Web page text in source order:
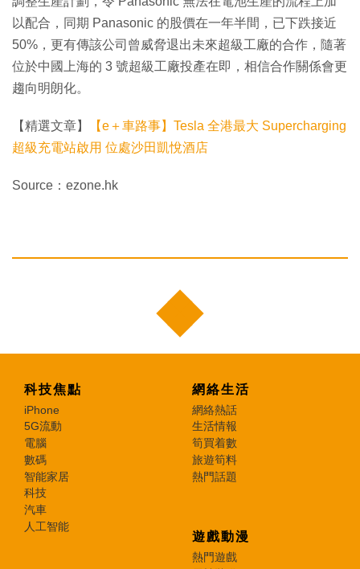
以配合，同期 Panasonic 的股價在一年半間，已下跌接近
50%，更有傳該公司曾威脅退出未來超級工廠的合作，隨著
位於中國上海的 3 號超級工廠投產在即，相信合作關係會更
趨向明朗化。
【精選文章】
【e＋車路事】Tesla 全港最大 Supercharging
超級充電站啟用 位處沙田凱悅酒店
Source：ezone.hk
科技焦點
iPhone
5G流動
電腦
數碼
智能家居
科技
汽車
人工智能
網絡生活
網絡熱話
生活情報
筍買着數
旅遊筍料
熱門話題
遊戲動漫
熱門遊戲